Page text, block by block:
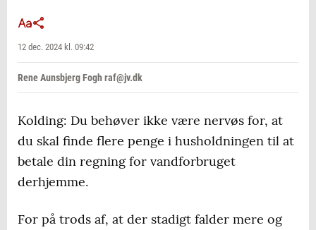
12 dec. 2024 kl. 09:42
Rene Aunsbjerg Fogh raf@jv.dk
Kolding: Du behøver ikke være nervøs for, at
du skal finde flere penge i husholdningen til at
betale din regning for vandforbruget
derhjemme.
For på trods af, at der stadigt falder mere og